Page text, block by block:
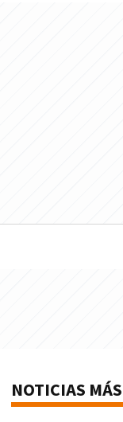
NOTICIAS